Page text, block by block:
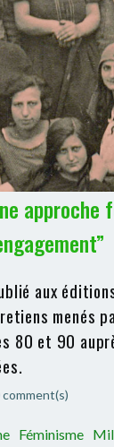
approche
aux
menés
80 et 90
comment(s)
Féminisme